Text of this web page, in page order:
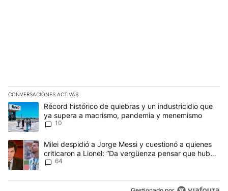
CONVERSACIONES ACTIVAS
Este listado muestra los artículos con más comentarios en los
Un artículo de tendencia con el título "Récord histórico de
Récord histórico de quiebras y un industricidio que
ya supera a macrismo, pandemia y menemismo
10
Un artículo de tendencia con el título "Milei despidió a Jorge
Milei despidió a Jorge Messi y cuestionó a quienes
criticaron a Lionel: “Da vergüenza pensar que hubo
anti-Messi”
64